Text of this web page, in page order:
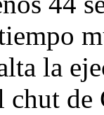
la
chut